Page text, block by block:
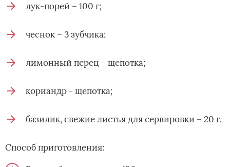
лук-порей – 100 г;
чеснок – 3 зубчика;
лимонный перец – щепотка;
кориандр - щепотка;
базилик, свежие листья для сервировки – 20 г.
Способ приготовления: